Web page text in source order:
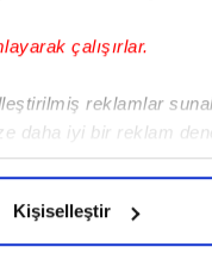
çalışırlar.
reklamlar
daha iyi bir reklam
ve bu
takdirde,
Kişiselleştir